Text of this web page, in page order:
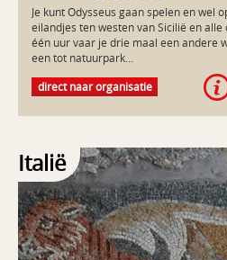
Je kunt Odysseus gaan spelen en wel
eilandjes ten westen van Sicilië en
één uur vaar je drie maal een andere
een tot natuurpark...
Je kunt Odysseus gaan spelen en wel
eilandjes ten westen van Sicilië en
voetpaden naar de verste uithoeken.
een grot in met prehistorische
dolfijnen, vluchtende herten en een
mondaine Favignana verbaas je je
tonijnvangst dit eiland heeft gebracht.
van Odysseus: een reisje van eiland
10 jaar over willen doen?
direct naar organisatie
Italië